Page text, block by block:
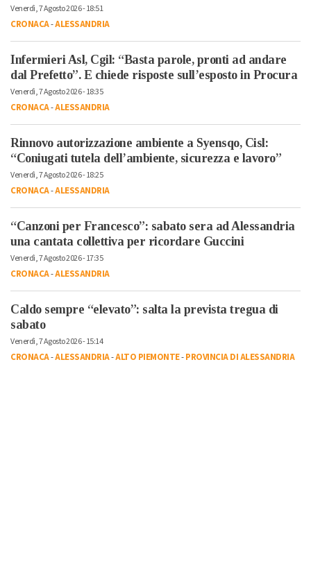
Venerdì, 7 Agosto 2026 - 18:51
CRONACA-ALESSANDRIA
Infermieri Asl, Cgil: “Basta parole, pronti ad andare
dal Prefetto”. E chiede risposte sull’esposto in Procura
Venerdì, 7 Agosto 2026 - 18:35
CRONACA-ALESSANDRIA
Rinnovo autorizzazione ambiente a Syensqo, Cisl:
“Coniugati tutela dell’ambiente, sicurezza e lavoro”
Venerdì, 7 Agosto 2026 - 18:25
CRONACA-ALESSANDRIA
“Canzoni per Francesco”: sabato sera ad Alessandria
una cantata collettiva per ricordare Guccini
Venerdì, 7 Agosto 2026 - 17:35
CRONACA-ALESSANDRIA
Caldo sempre “elevato”: salta la prevista tregua di
sabato
Venerdì, 7 Agosto 2026 - 15:14
CRONACA-ALESSANDRIA-ALTO PIEMONTE-PROVINCIA DI ALESSANDRIA